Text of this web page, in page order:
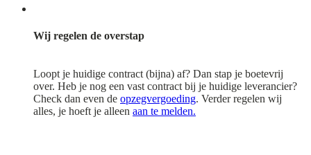
Wij regelen de overstap
Loopt je huidige contract (bijna) af? Dan stap je boetevrij
over. Heb je nog een vast contract bij je huidige leverancier?
Check dan even de opzegvergoeding. Verder regelen wij
alles, je hoeft je alleen aan te melden.